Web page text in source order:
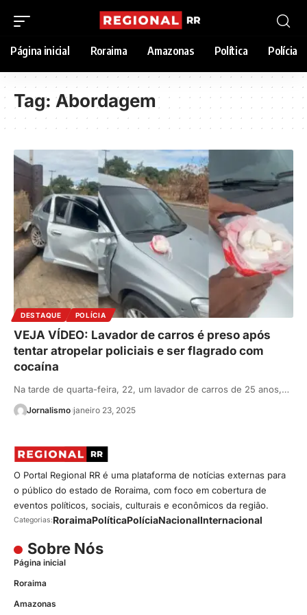
Página inicial Roraima Amazonas Política Polícia
Tag: Abordagem
DESTAQUE POLÍCIA
VEJA VÍDEO: Lavador de carros é preso após
tentar atropelar policiais e ser flagrado com
cocaína
Na tarde de quarta-feira, 22, um lavador de carros de 25 anos,…
Jornalismo janeiro 23, 2025
O Portal Regional RR é uma plataforma de notícias externas para
o público do estado de Roraima, com foco em cobertura de
eventos políticos, sociais, culturais e econômicos da região.
Categorias:RoraimaPolíticaPolíciaNacionalInternacional
Sobre Nós
Página inicial
Roraima
Amazonas